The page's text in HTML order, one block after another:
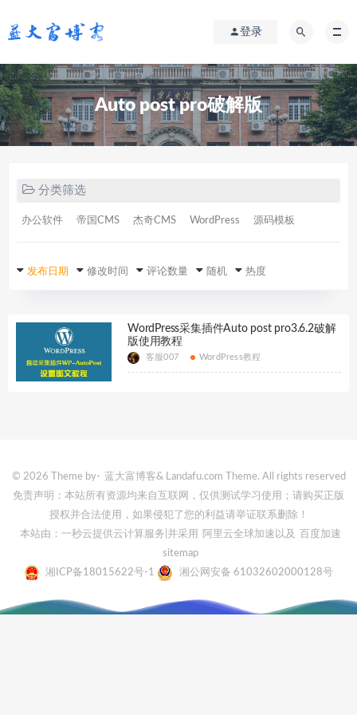
登录
Auto post pro破解版
分类筛选
办公软件 帝国CMS 杰奇CMS WordPress 源码模板
发布日期 修改时间 评论数量 随机 热度
WordPress采集插件Auto post pro3.6.2破解
版使用教程
客服007 WordPress教程
© 2026 Theme by- 蓝大富博客& Landafu.com Theme. All rights reserved
免责声明：本站所有资源均来自互联网，仅供测试学习使用；请购买正版
授权并合法使用，如果侵犯了您的利益请举证联系删除！
本站由：一秒云提供云计算服务 |并采用 阿里云全球加速 以及
百度加速
sitemap
湘ICP备18015622号-1
湘公网安备 61032602000128号